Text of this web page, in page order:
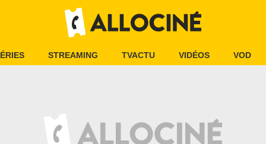
STREAMING TVACTU VIDÉOS VOD